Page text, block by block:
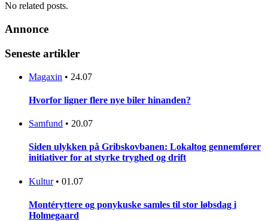
No related posts.
Annonce
Seneste artikler
Magaxin • 24.07
Hvorfor ligner flere nye biler hinanden?
Samfund • 20.07
Siden ulykken på Gribskovbanen: Lokaltog gennemfører
initiativer for at styrke tryghed og drift
Kultur • 01.07
Montéryttere og ponykuske samles til stor løbsdag i
Holmegaard